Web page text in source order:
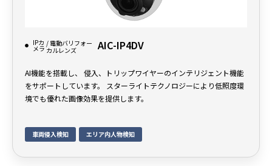
IPカ
メラ
/ 電動バリフォー
カルレンズ
AIC-IP4DV
AI機能を搭載し、 侵入、トリップワイヤーのインテリジェント機能
をサポートしています。 スターライトテクノロジーにより低照度環
境でも優れた画像効果を提供します。
車両侵入検知 エリア内人物検知